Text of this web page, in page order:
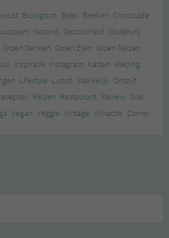
Biologisch Boek Boeken Chocolade
Gezond Gezondheid Glutenvrij
Groen Denken Groen Eten Groen Reizen
Inspiratie Instagram Katten Kleding
Lifestyle Lunch Makkelijk Ontbijt
Reizen Restaurant Review Snel
Vegan Veggie Vintage Winactie Zomer